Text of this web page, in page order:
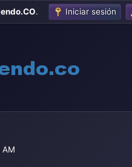
. Iniciar sesión